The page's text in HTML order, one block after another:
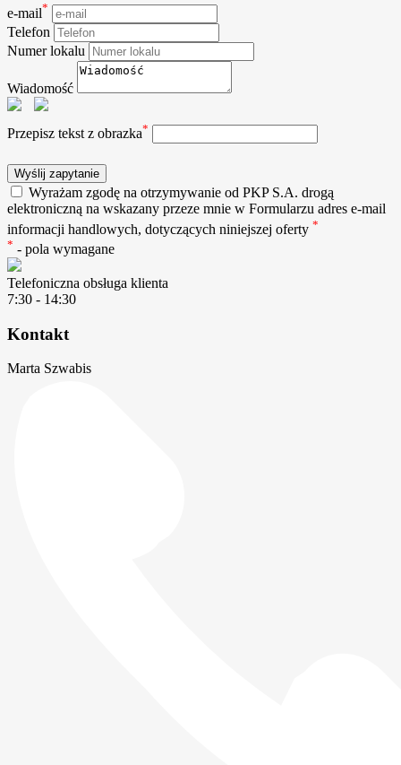
e-mail*
Telefon
Numer lokalu
Wiadomość
Przepisz tekst z obrazka*
Wyślij zapytanie
Wyrażam zgodę na otrzymywanie od PKP S.A. drogą
elektroniczną na wskazany przeze mnie w Formularzu adres e-mail
informacji handlowych, dotyczących niniejszej oferty *
* - pola wymagane
Telefoniczna obsługa klienta
7:30 - 14:30
Kontakt
Marta Szwabis